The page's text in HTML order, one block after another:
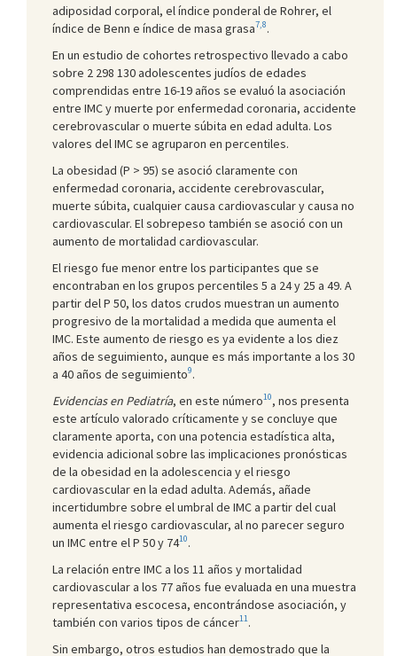
adiposidad corporal, el índice ponderal de Rohrer, el
índice de Benn e índice de masa grasa7,8.
En un estudio de cohortes retrospectivo llevado a cabo
sobre 2 298 130 adolescentes judíos de edades
comprendidas entre 16-19 años se evaluó la asociación
entre IMC y muerte por enfermedad coronaria, accidente
cerebrovascular o muerte súbita en edad adulta. Los
valores del IMC se agruparon en percentiles.
La obesidad (P > 95) se asoció claramente con
enfermedad coronaria, accidente cerebrovascular,
muerte súbita, cualquier causa cardiovascular y causa no
cardiovascular. El sobrepeso también se asoció con un
aumento de mortalidad cardiovascular.
El riesgo fue menor entre los participantes que se
encontraban en los grupos percentiles 5 a 24 y 25 a 49. A
partir del P 50, los datos crudos muestran un aumento
progresivo de la mortalidad a medida que aumenta el
IMC. Este aumento de riesgo es ya evidente a los diez
años de seguimiento, aunque es más importante a los 30
a 40 años de seguimiento9.
Evidencias en Pediatría, en este número10, nos presenta
este artículo valorado críticamente y se concluye que
claramente aporta, con una potencia estadística alta,
evidencia adicional sobre las implicaciones pronósticas
de la obesidad en la adolescencia y el riesgo
cardiovascular en la edad adulta. Además, añade
incertidumbre sobre el umbral de IMC a partir del cual
aumenta el riesgo cardiovascular, al no parecer seguro
un IMC entre el P 50 y 7410.
La relación entre IMC a los 11 años y mortalidad
cardiovascular a los 77 años fue evaluada en una muestra
representativa escocesa, encontrándose asociación, y
también con varios tipos de cáncer11.
Sin embargo, otros estudios han demostrado que la